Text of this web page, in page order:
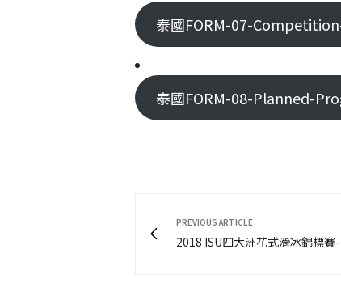
泰國FORM-07-
泰國FORM-08-Planned-
PREVIOUS ARTICLE
2018 ISU四大洲花式滑冰錦標賽